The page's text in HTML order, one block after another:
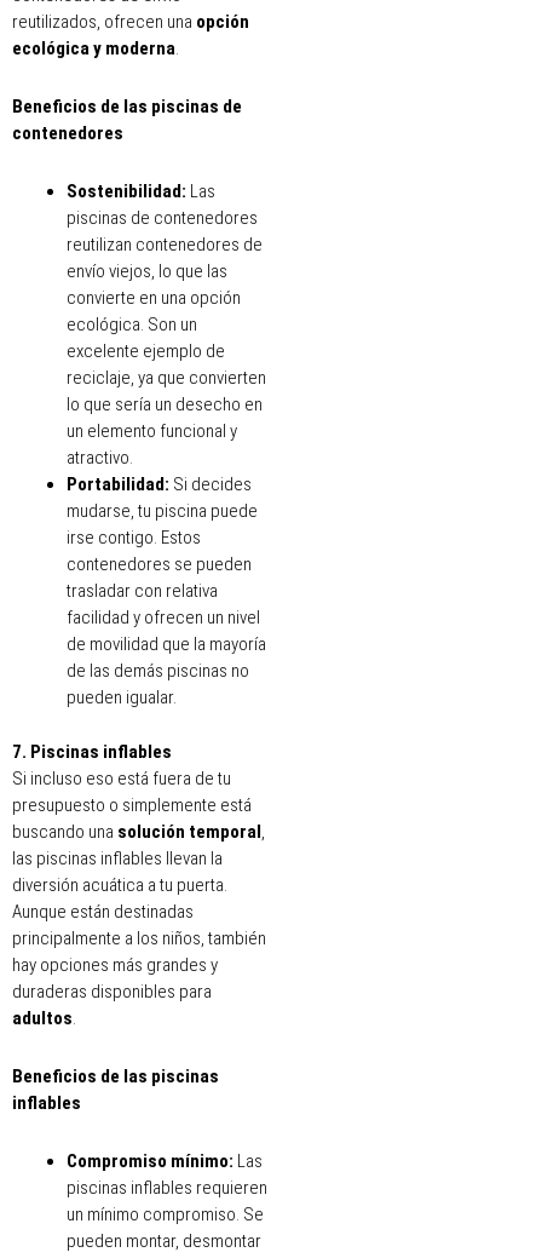
reutilizados, ofrecen una opción
ecológica y moderna.
Beneficios de las piscinas de
contenedores
Sostenibilidad: Las
piscinas de contenedores
reutilizan contenedores de
envío viejos, lo que las
convierte en una opción
ecológica. Son un
excelente ejemplo de
reciclaje, ya que convierten
lo que sería un desecho en
un elemento funcional y
atractivo.
Portabilidad: Si decides
mudarse, tu piscina puede
irse contigo. Estos
contenedores se pueden
trasladar con relativa
facilidad y ofrecen un nivel
de movilidad que la mayoría
de las demás piscinas no
pueden igualar.
7. Piscinas inflables
Si incluso eso está fuera de tu
presupuesto o simplemente está
buscando una solución temporal,
las piscinas inflables llevan la
diversión acuática a tu puerta.
Aunque están destinadas
principalmente a los niños, también
hay opciones más grandes y
duraderas disponibles para
adultos.
Beneficios de las piscinas
inflables
Compromiso mínimo: Las
piscinas inflables requieren
un mínimo compromiso. Se
pueden montar, desmontar